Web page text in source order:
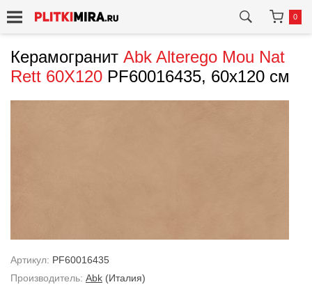
0
Керамогранит Abk Alterego Mou Nat
Rett 60X120 PF60016435, 60x120 см
Артикул: PF60016435
Производитель: Abk (Италия)